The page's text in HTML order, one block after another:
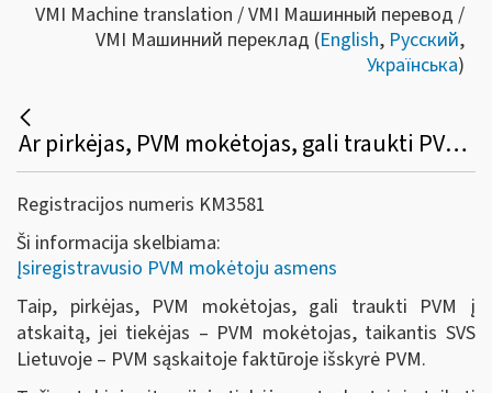
VMI Machine translation / VMI Машинный перевод /
VMI Машинний переклад (English, Русский,
Українська)
Ar pirkėjas, PVM mokėtojas, gali traukti PVM į atskaitą, jei tiekėjas – PVM mokėtojas, taikantis SVS Lietuvoje, – PVM sąskaitoje faktūroje išskyrė PVM?
Registracijos numeris KM3581
Ši informacija skelbiama:
Įsiregistravusio PVM mokėtoju asmens
Taip, pirkėjas, PVM mokėtojas, gali traukti PVM į
atskaitą, jei tiekėjas – PVM mokėtojas, taikantis SVS
Lietuvoje – PVM sąskaitoje faktūroje išskyrė PVM.